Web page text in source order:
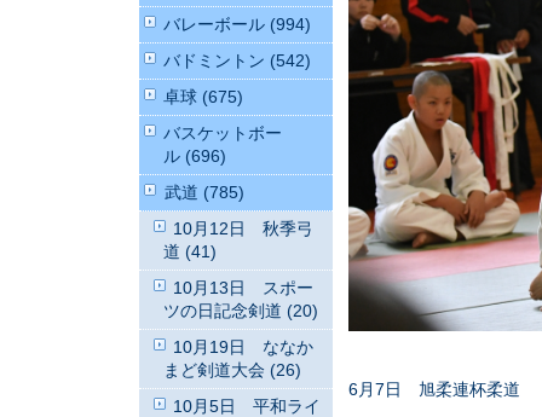
6月7日 旭柔連杯柔道
バレーボール (994)
バドミントン (542)
卓球 (675)
バスケットボー
ル (696)
武道 (785)
10月12日 秋季弓
道 (41)
10月13日 スポー
ツの日記念剣道 (20)
10月19日 ななか
まど剣道大会 (26)
10月5日 平和ライ